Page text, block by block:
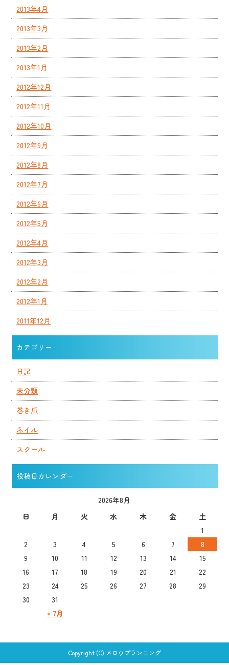
2013年4月
2013年3月
2013年2月
2013年1月
2012年12月
2012年11月
2012年10月
2012年9月
2012年8月
2012年7月
2012年6月
2012年5月
2012年4月
2012年3月
2012年2月
2012年1月
2011年12月
カテゴリー
日記
未分類
巻き爪
ネイル
スクール
投稿日カレンダー
2026年8月
日
月 火 水 木 金 土
« 7月
1
2
3 4 5 6 7
8
9
10 11 12 13 14
15
16
17 18 19 20 21
22
23
24 25 26 27 28
29
30
31
Copyright (C) メロウプランニング